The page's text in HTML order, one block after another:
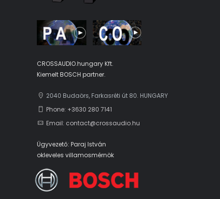
CROSSAUDIO.hungary Kft.
Kiemelt BOSCH partner.
2040 Budaörs, Farkasréti út 80. HUNGARY
Phone: +3630 280 7141
Email: contact@crossaudio.hu
Ügyvezető: Paraj István
okleveles villamosmérnök